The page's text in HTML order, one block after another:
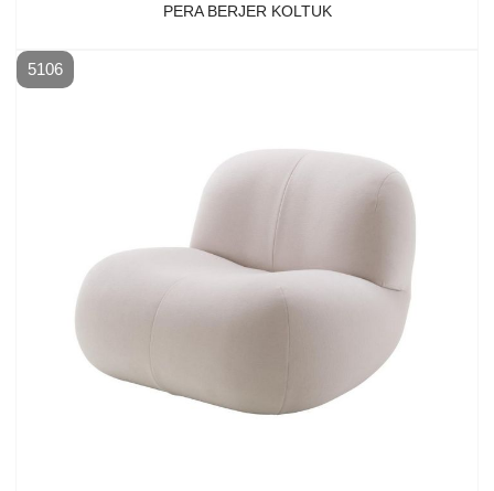
PERA BERJER KOLTUK
5106